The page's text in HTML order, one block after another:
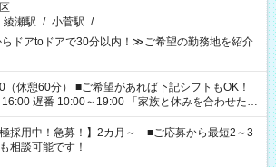
綾瀬駅 / 小菅駅 / …
ドアtoドアで30分以内！≫ご希望の勤務地を紹介
希望があれば下記シフトもOK！
番 10:00～19:00 「家族と休みを合わせた
持って夕飯の準備がしたい」 「できれば残業はし
、ご希望を教えてくださいね。 ※Wワーク希望
のお仕事で希望する勤務時間と、もう1つのお仕事
合計で週40時間を超える場合は応募できません。
極採用中！急募！】2カ月～ ■ご応募から最短2～3
相談可能です！